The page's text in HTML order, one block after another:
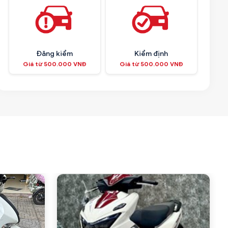
Đăng kiểm
Giá từ 500.000 VNĐ
Kiểm định
Giá từ 500.000 VNĐ